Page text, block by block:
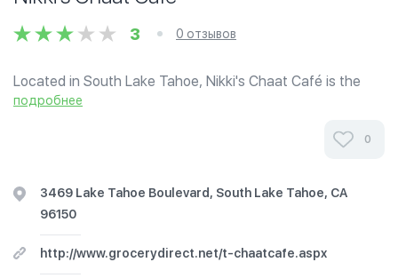
3 0 отзывов
Located in South Lake Tahoe, Nikki's Chaat Café is the
only restaurant within a 100 mile radius serving halal
подробнее
0
3469 Lake Tahoe Boulevard, South Lake Tahoe, CA
96150
http://www.grocerydirect.net/t-chaatcafe.aspx